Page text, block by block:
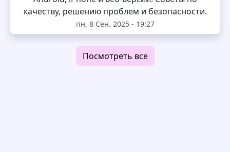
качеству, решению проблем и безопасности.
пн, 8 Сен. 2025 - 19:27
Посмотреть все